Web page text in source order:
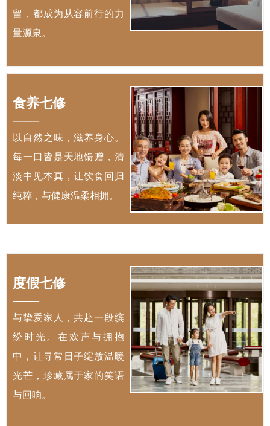
留，都成为从容前行的力
量源泉。
食养七修
——
以自然之味，滋养身心。
每一口皆是天地馈赠，清
淡中见本真，让饮食回归
纯粹，与健康温柔相拥。
度假七修
——
与挚爱家人，共赴一段缤
纷时光。在欢声与拥抱
中，让寻常日子绽放温暖
光芒，珍藏属于家的笑语
与回响。